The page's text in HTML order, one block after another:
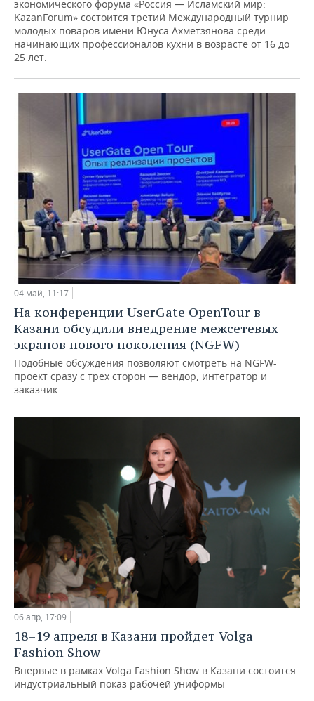
экономического форума «Россия — Исламский мир:
KazanForum» состоится третий Международный турнир
молодых поваров имени Юнуса Ахметзянова среди
начинающих профессионалов кухни в возрасте от 16 до
25 лет.
04 май, 11:17
На конференции UserGate OpenTour в
Казани обсудили внедрение межсетевых
экранов нового поколения (NGFW)
Подобные обсуждения позволяют смотреть на NGFW-
проект сразу с трех сторон — вендор, интегратор и
заказчик
06 апр, 17:09
18–19 апреля в Казани пройдет Volga
Fashion Show
Впервые в рамках Volga Fashion Show в Казани состоится
индустриальный показ рабочей униформы